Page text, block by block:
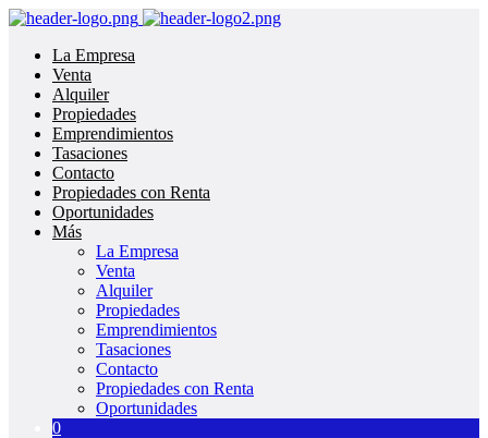
La Empresa
Venta
Alquiler
Propiedades
Emprendimientos
Tasaciones
Contacto
Propiedades con Renta
Oportunidades
Más
La Empresa
Venta
Alquiler
Propiedades
Emprendimientos
Tasaciones
Contacto
Propiedades con Renta
Oportunidades
0